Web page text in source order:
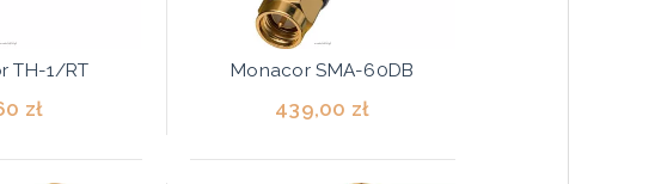
TH-1/RT
zł
Monacor SMA-60DB
439,00 zł